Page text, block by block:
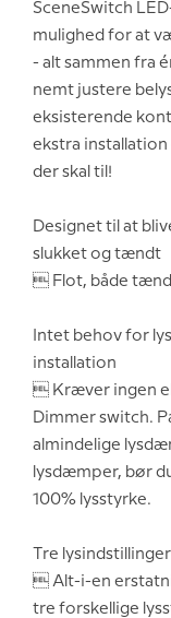
SceneSwitch
mulighed for at
- alt sammen fra
nemt justere
eksisterende
ekstra installation
der skal til!
Designet til at
slukket og tændt
 Flot, både
Intet behov for
installation
 Kræver ingen
Dimmer switch.
almindelige
lysdæmper, bør
100% lysstyrke.
Tre lysindstillinger
 Alt-i-en
tre forskellige